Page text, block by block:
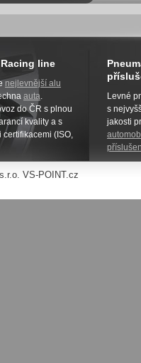
line
nejlevnější alu
auta.
do ČR s plnou
kvality a s
certifikacemi (ISO,
Levné
s
jakosti
VS-POINT.cz